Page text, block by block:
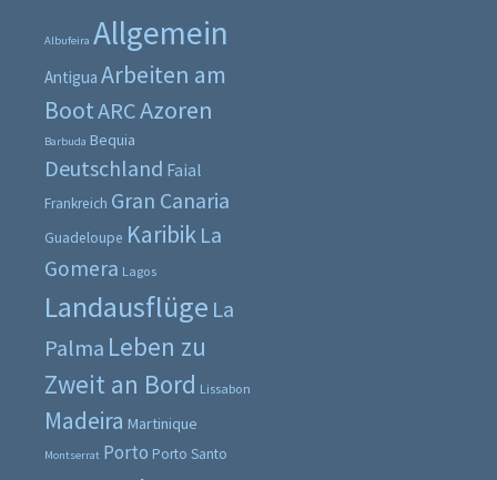
Albufeira Allgemein
Antigua Arbeiten am
BootARCAzoren
Barbuda Bequia
Deutschland Faial
Frankreich Gran Canaria
Guadeloupe Karibik La
Gomera Lagos
Landausflüge La
Palma Leben zu
Zweit an Bord Lissabon
Madeira Martinique
Montserrat Porto Porto Santo